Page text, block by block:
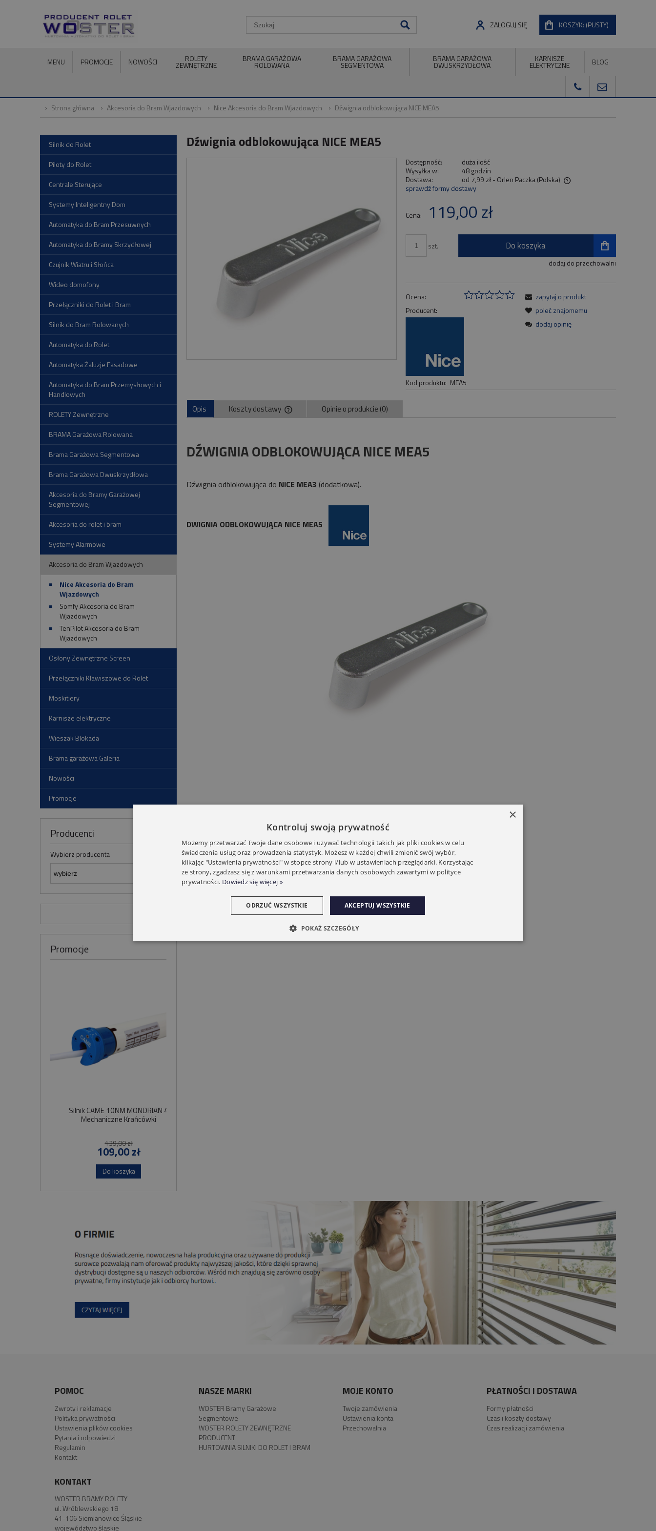
KOSZYK: (PUSTY)
ZALOGUJ SIĘ
MENU PROMOCJE NOWOŚCI ROLETY
ZEWNĘTRZNE
BRAMA GARAŻOWA
ROLOWANA
BRAMA GARAŻOWA
SEGMENTOWA
BRAMA GARAŻOWA
DWUSKRZYDŁOWA
KARNISZE
ELEKTRYCZNE BLOG
Strona główna Akcesoria do Bram Wjazdowych Nice Akcesoria do Bram Wjazdowych Dźwignia odblokowująca NICE MEA5
Silnik do Rolet
Piloty do Rolet
Centrale Sterujące
Systemy Inteligentny Dom
Automatyka do Bram Przesuwnych
Automatyka do Bramy Skrzydłowej
Czujnik Wiatru i Słońca
Wideo domofony
Przełączniki do Rolet i Bram
Silnik do Bram Rolowanych
Automatyka do Rolet
Automatyka Żaluzje Fasadowe
Automatyka do Bram Przemysłowych i
Handlowych
ROLETY Zewnętrzne
BRAMA Garażowa Rolowana
Brama Garażowa Segmentowa
Brama Garażowa Dwuskrzydłowa
Akcesoria do Bramy Garażowej
Segmentowej
Akcesoria do rolet i bram
Systemy Alarmowe
Akcesoria do Bram Wjazdowych
Nice Akcesoria do Bram
Wjazdowych
Somfy Akcesoria do Bram
Wjazdowych
TenPilot Akcesoria do Bram
Wjazdowych
Osłony Zewnętrzne Screen
Przełączniki Klawiszowe do Rolet
Moskitiery
Karnisze elektryczne
Wieszak Blokada
Brama garażowa Galeria
Nowości
Promocje
Producenci
Wybierz producenta
Promocje
Silnik CAME 10NM MONDRIAN 4
Mechaniczne Krańcówki
139,00 zł
109,00 zł
Do koszyka
Dźwignia odblokowująca NICE MEA5
Dostępność:
duża ilość
Wysyłka w:
48 godzin
Dostawa:
od 7,99 zł- Orlen Paczka(Polska)
płatności
sprawdź formy dostawy
Cena: 119,00 zł
szt. Do koszyka
dodaj do przechowalni
Ocena:
Producent:
Kod produktu: MEA5
zapytaj o produkt
poleć znajomemu
dodaj opinię
Opis Koszty dostawy Opinie o produkcie (0)
DŹWIGNIA ODBLOKOWUJĄCA NICE MEA5
Dźwignia odblokowująca do NICE MEA3 (dodatkowa).
DWIGNIA ODBLOKOWUJĄCA NICE MEA5
POMOC
Zwroty i reklamacje
Polityka prywatności
Ustawienia plików cookies
Pytania i odpowiedzi
Regulamin
Kontakt
NASZE MARKI
WOSTER Bramy Garażowe
Segmentowe
WOSTER ROLETY ZEWNĘTRZNE
PRODUCENT
HURTOWNIA SILNIKI DO ROLET I BRAM
MOJE KONTO
Twoje zamówienia
Ustawienia konta
Przechowalnia
PŁATNOŚCI I DOSTAWA
Formy płatności
Czas i koszty dostawy
Czas realizacji zamówienia
KONTAKT
WOSTER BRAMY ROLETY
ul. Wróblewskiego 18
41-106 Siemianowice Śląskie
województwo śląskie
×
Kontroluj swoją prywatność
Możemy przetwarzać Twoje dane osobowe i używać technologii takich jak pliki cookies w celu
świadczenia usług oraz prowadzenia statystyk. Możesz w każdej chwili zmienić swój wybór,
klikając "Ustawienia prywatności" w stopce strony i/lub w ustawieniach przeglądarki. Korzystając
ze strony, zgadzasz się z warunkami przetwarzania danych osobowych zawartymi w polityce
prywatności. Dowiedz się więcej »
AKCEPTUJ WSZYSTKIE
ODRZUĆ WSZYSTKIE
POKAŻ SZCZEGÓŁY